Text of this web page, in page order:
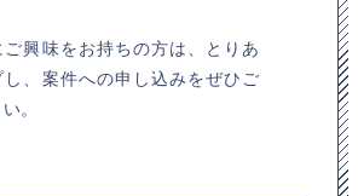
興味をお持ちの方は、とりあ
し、案件への申し込みをぜひご
。